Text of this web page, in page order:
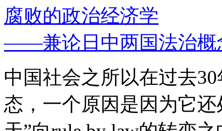
腐败的政治经济学
——兼论日中两国法治概
中国社会之所以在过去
态，一个原因是因为它